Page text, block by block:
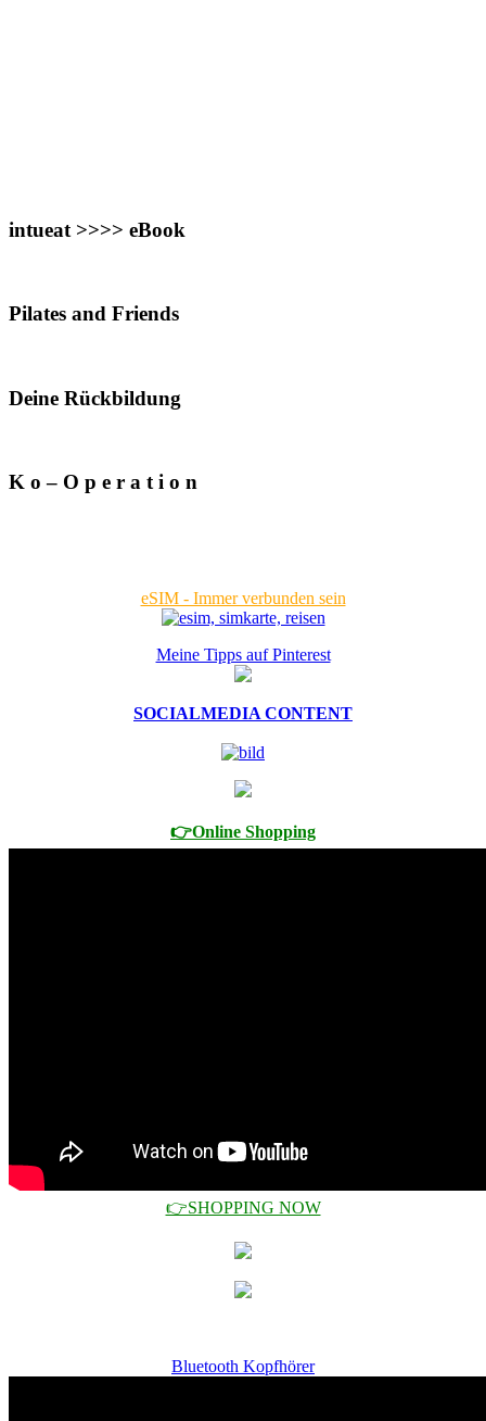
intueat >>>> eBook
Pilates and Friends
Deine Rückbildung
K o – O p e r a t i o n
eSIM - Immer verbunden sein
Meine Tipps auf Pinterest
SOCIALMEDIA CONTENT
👉Online Shopping
👉SHOPPING NOW
Bluetooth Kopfhörer